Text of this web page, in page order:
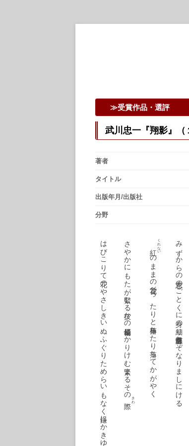
≫受賞作品・選評
武川忠一『翔影』（
著者
タイトル
出版年月/出版社
分野
みずからの意志のごとくに身の細り思惟菩薩とぞなりましにける
くれない
のままの花首べったりと椿落ちたり落ちてかがやく
さやかにもたが緊むる技かの桶屋愉しかりけむ緊まるその
きわ
はびこりて花のやさしきいぬふぐりためらいもなく鎌にかきゆく